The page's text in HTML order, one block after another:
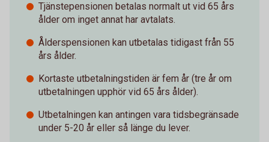
Tjänstepensionen betalas normalt ut vid 65 års
ålder om inget annat har avtalats.
Ålderspensionen kan utbetalas tidigast från 55
års ålder.
Kortaste utbetalningstiden är fem år (tre år om
utbetalningen upphör vid 65 års ålder).
Utbetalningen kan antingen vara tidsbegränsade
under 5-20 år eller så länge du lever.